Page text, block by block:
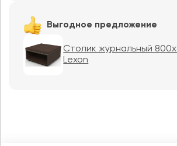
Выгодное предложение
Столик журнальный
Lexon